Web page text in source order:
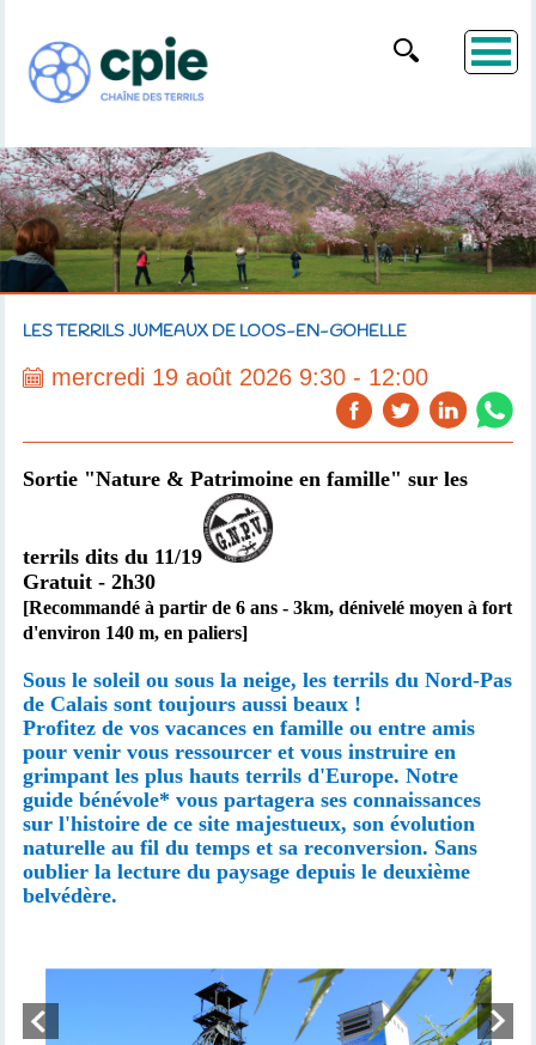
LES TERRILS JUMEAUX DE LOOS-EN-GOHELLE
mercredi 19 août 2026 9:30 - 12:00
Sortie "Nature & Patrimoine en famille" sur les
terrils dits du 11/19
Gratuit - 2h30
[Recommandé à partir de 6 ans - 3km, dénivelé moyen à fort
d'environ 140 m, en paliers]
Sous le soleil ou sous la neige, les terrils du Nord-Pas
de Calais sont toujours aussi beaux !
Profitez de vos vacances en famille ou entre amis
pour venir vous ressourcer et vous instruire en
grimpant les plus hauts terrils d'Europe. Notre
guide bénévole* vous partagera ses connaissances
sur l'histoire de ce site majestueux, son évolution
naturelle au fil du temps et sa reconversion. Sans
oublier la lecture du paysage depuis le deuxième
belvédère.